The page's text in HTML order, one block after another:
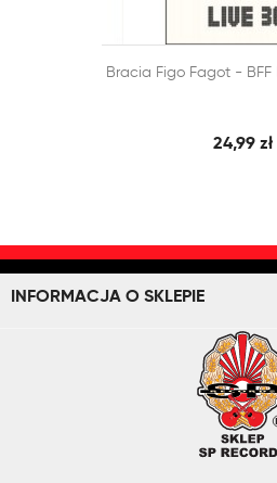
DODAJ DO KOSZYKA
Bracia Figo Fagot - BFF
24,99 zł
INFORMACJA O SKLEPIE